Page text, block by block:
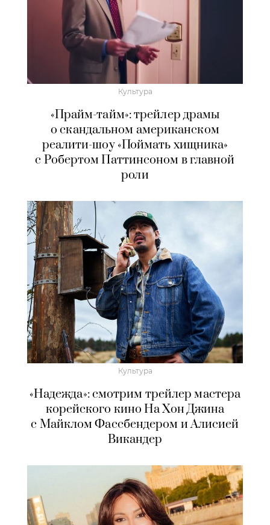
Культура
«Прайм-тайм»: трейлер драмы
о скандальном американском
реалити-шоу «Поймать хищника»
с Робертом Паттинсоном в главной
роли
Культура
«Надежда»: смотрим трейлер мастера
корейского кино На Хон Джина
с Майклом Фассбендером и Алисией
Викандер